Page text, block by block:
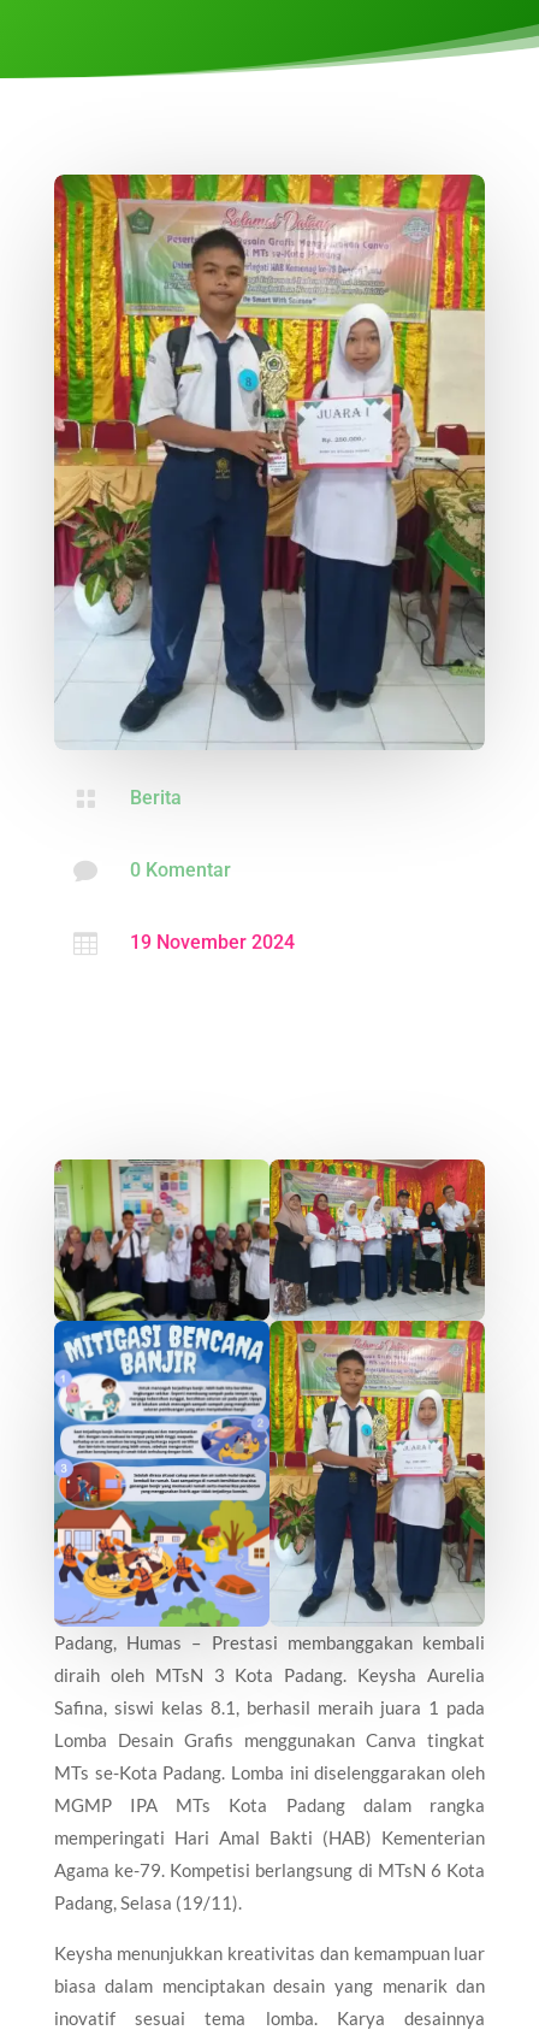
 Berita
 0 Komentar
 19 November 2024
Padang, Humas – Prestasi membanggakan kembali
diraih oleh MTsN 3 Kota Padang. Keysha Aurelia
Safina, siswi kelas 8.1, berhasil meraih juara 1 pada
Lomba Desain Grafis menggunakan Canva tingkat
MTs se-Kota Padang. Lomba ini diselenggarakan oleh
MGMP IPA MTs Kota Padang dalam rangka
memperingati Hari Amal Bakti (HAB) Kementerian
Agama ke-79. Kompetisi berlangsung di MTsN 6 Kota
Padang, Selasa (19/11).
Keysha menunjukkan kreativitas dan kemampuan luar
biasa dalam menciptakan desain yang menarik dan
inovatif sesuai tema lomba. Karya desainnya